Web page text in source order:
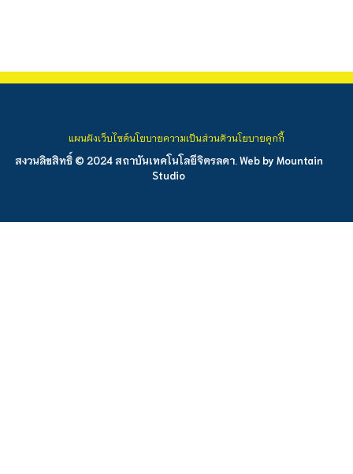
สงวนลิขสิทธิ์ © 2024 สถาบันเทคโนโลยีจิตรลดา. Web by Mountain
Studio
แผนผังเว็บไซต์นโยบายความเป็นส่วนตัวนโยบายคุกกี้